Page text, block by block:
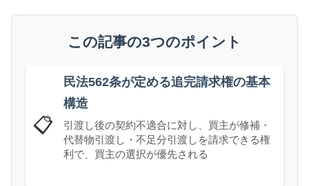
この記事の3つのポイント
📋
民法562条が定める追完請求権の基本
構造
引渡し後の契約不適合に対し、買主が修補・
代替物引渡し・不足分引渡しを請求できる権
利で、買主の選択が優先される